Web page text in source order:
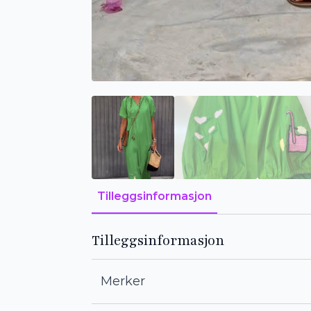
Tilleggsinformasjon
Tilleggsinformasjon
Merker